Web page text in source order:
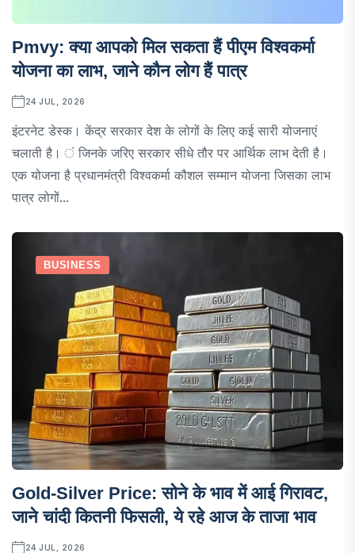
Pmvy: क्या आपको मिल सकता हैं पीएम विश्वकर्मा
योजना का लाभ, जाने कौन लोग हैं पात्र
24 JUL, 2026
इंटरनेट डेस्क। केंद्र सरकार देश के लोगों के लिए कई सारी योजनाएं
चलाती है। ं जिनके जरिए सरकार सीधे तौर पर आर्थिक लाभ देती है।
एक योजना है प्रधानमंत्री विश्वकर्मा कौशल सम्मान योजना जिसका लाभ
पात्र लोगों...
BUSINESS
Gold-Silver Price: सोने के भाव में आई गिरावट,
जाने चांदी कितनी फिसली, ये रहे आज के ताजा भाव
24 JUL, 2026